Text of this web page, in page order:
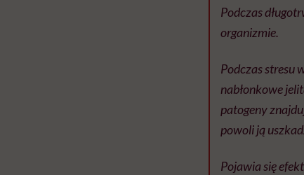
Podczas
organizmie.
Podczas stresu
nabłonkowe
patogeny
powoli ją
Pojawia się